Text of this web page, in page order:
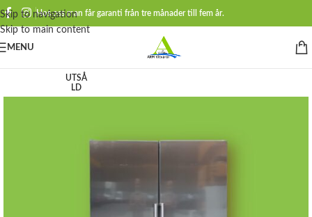
Skip to navigation
Skip to main content
Hos oss man får garanti från tre månader till fem år.
MENU
UTSÅ
LD